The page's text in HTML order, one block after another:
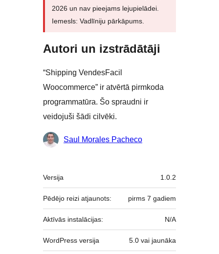
2026 un nav pieejams lejupielādei.
Iemesls: Vadlīniju pārkāpums.
Autori un izstrādātāji
“Shipping VendesFacil
Woocommerce” ir atvērtā pirmkoda
programmatūra. Šo spraudni ir
veidojuši šādi cilvēki.
Līdzdalībnieki
Saul Morales Pacheco
Meta
Versija 1.0.2
Pēdējo reizi atjaunots: pirms 7 gadiem
Aktīvās instalācijas: N/A
WordPress versija 5.0 vai jaunāka